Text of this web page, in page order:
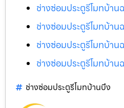
ช่างซ่อมประตูรีโมทบ้าน
ช่างซ่อมประตูรีโมทบ้าน
ช่างซ่อมประตูรีโมทบ้าน
ช่างซ่อมประตูรีโมทบ้าน
ช่างซ่อมประตูรีโมทบ้านบึง